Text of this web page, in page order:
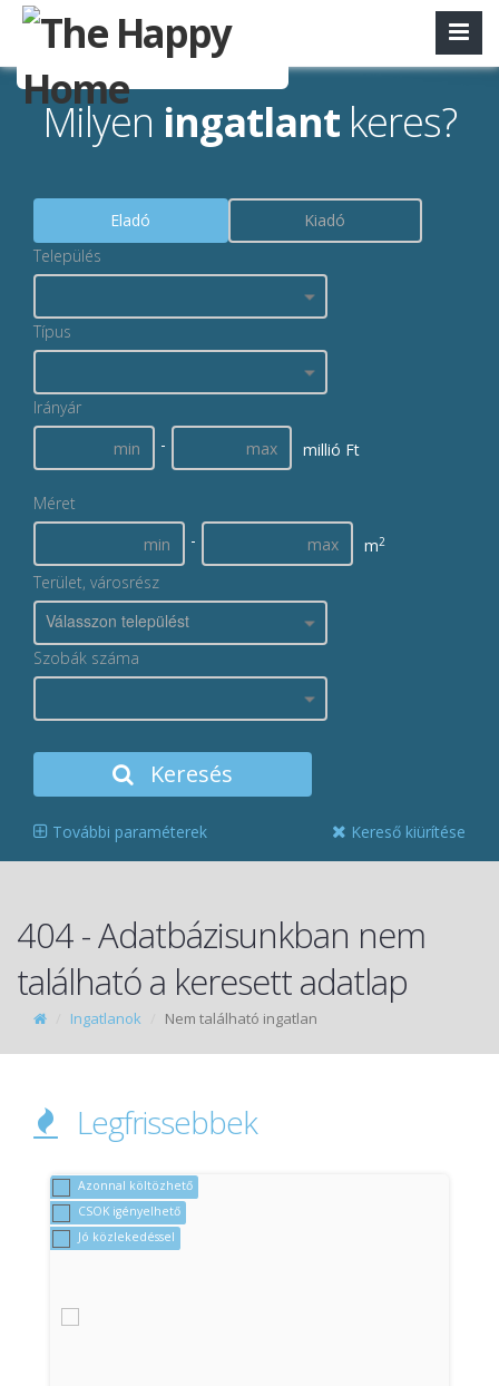
Milyen ingatlant keres?
Eladó
Kiadó
Település
Típus
Irányár
-
millió Ft
Méret
-
m2
Terület, városrész
Válasszon települést
Szobák száma
Keresés
További paraméterek Kereső kiürítése
404 - Adatbázisunkban nem
található a keresett adatlap
Ingatlanok Nem található ingatlan
Legfrissebbek
Azonnal költözhető
CSOK igényelhető
Jó közlekedéssel